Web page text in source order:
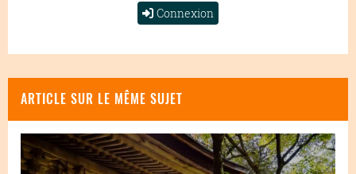
Connexion
ARTICLE SUR LE MÊME SUJET